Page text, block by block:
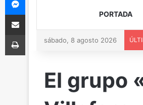
PORTADA
sábado, 8 agosto 2026
El grupo
Compartir via Email